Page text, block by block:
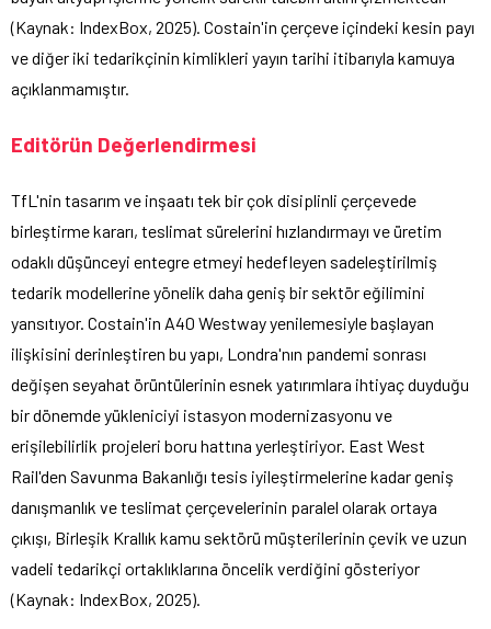
(Kaynak: IndexBox, 2025). Costain'in çerçeve içindeki kesin payı
ve diğer iki tedarikçinin kimlikleri yayın tarihi itibarıyla kamuya
açıklanmamıştır.
Editörün Değerlendirmesi
TfL'nin tasarım ve inşaatı tek bir çok disiplinli çerçevede
birleştirme kararı, teslimat sürelerini hızlandırmayı ve üretim
odaklı düşünceyi entegre etmeyi hedefleyen sadeleştirilmiş
tedarik modellerine yönelik daha geniş bir sektör eğilimini
yansıtıyor. Costain'in A40 Westway yenilemesiyle başlayan
ilişkisini derinleştiren bu yapı, Londra'nın pandemi sonrası
değişen seyahat örüntülerinin esnek yatırımlara ihtiyaç duyduğu
bir dönemde yükleniciyi istasyon modernizasyonu ve
erişilebilirlik projeleri boru hattına yerleştiriyor. East West
Rail'den Savunma Bakanlığı tesis iyileştirmelerine kadar geniş
danışmanlık ve teslimat çerçevelerinin paralel olarak ortaya
çıkışı, Birleşik Krallık kamu sektörü müşterilerinin çevik ve uzun
vadeli tedarikçi ortaklıklarına öncelik verdiğini gösteriyor
(Kaynak: IndexBox, 2025).